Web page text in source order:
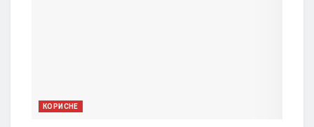
КОРИСНЕ